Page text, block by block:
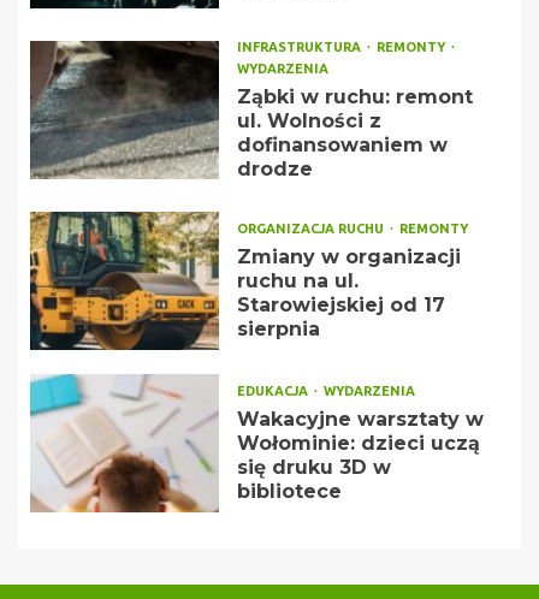
INFRASTRUKTURA
REMONTY
WYDARZENIA
Ząbki w ruchu: remont
ul. Wolności z
dofinansowaniem w
drodze
ORGANIZACJA RUCHU REMONTY
Zmiany w organizacji
ruchu na ul.
Starowiejskiej od 17
sierpnia
EDUKACJA WYDARZENIA
Wakacyjne warsztaty w
Wołominie: dzieci uczą
się druku 3D w
bibliotece